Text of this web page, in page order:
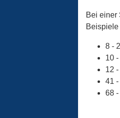
Bei einer
8 -
10
12
41 -
68